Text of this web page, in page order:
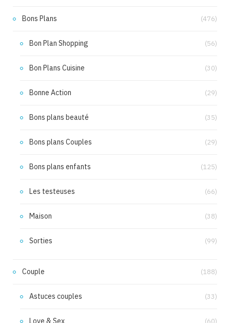
Bons Plans (476)
Bon Plan Shopping (56)
Bon Plans Cuisine (30)
Bonne Action (29)
Bons plans beauté (35)
Bons plans Couples (29)
Bons plans enfants (125)
Les testeuses (66)
Maison (38)
Sorties (99)
Couple (188)
Astuces couples (33)
Love & Sex (60)